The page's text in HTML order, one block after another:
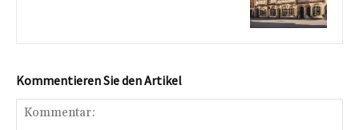
Kommentieren Sie den Artikel